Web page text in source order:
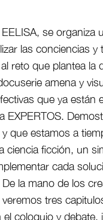
se organiza
las conciencias y
reto que plantea la
amena y
que ya están
EXPERTOS.
que estamos a
ciencia ficción, un
cada
la mano de los
tres
coloquio y debate,